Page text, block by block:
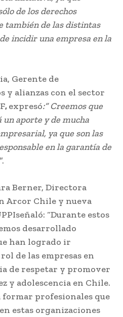
de los derechos
también de las distintas
incidir una empresa en la
Gerente de
y alianzas con el sector
,expresó:” Creemos que
un aporte y de mucha
ya que son las
en la garantía de
”.
Berner, Directora
Arcor Chile y nueva
“Durante estos
desarrollado
han logrado ir
de las empresas en
de respetar y promover
y adolescencia en Chile.
formar profesionales que
estas organizaciones